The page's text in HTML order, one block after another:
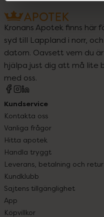
Kronans Apotek finns här
syd till Lappland i norr,
datorn. Oavsett vem du
hjälpa just dig att må lite
med oss.
Kundservice
Kontakta oss
Vanliga frågor
Hitta apotek
Handla tryggt
Leverans, betalning och retur
Kundklubb
Sajtens tillgänglighet
App
Köpvillkor